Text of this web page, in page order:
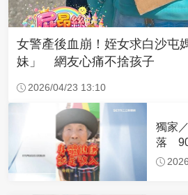
女警產後血崩！姪女求白沙屯
妹」 網友心痛不捨孩子
2026/04/23 13:10
獨家
落 90
幕